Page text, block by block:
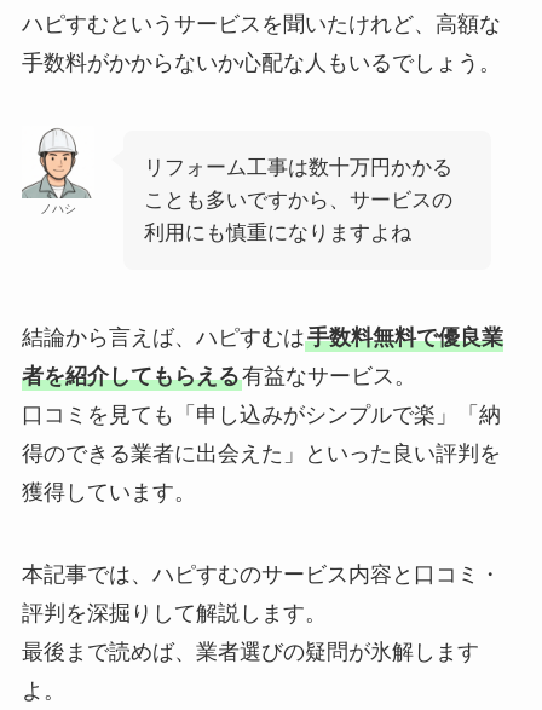
ハピすむというサービスを聞いたけれど、高額な
手数料がかからないか心配な人もいるでしょう。
ノハシ
リフォーム工事は数十万円かかる
ことも多いですから、サービスの
利用にも慎重になりますよね
結論から言えば、ハピすむは手数料無料で優良業
者を紹介してもらえる有益なサービス。
口コミを見ても「申し込みがシンプルで楽」「納
得のできる業者に出会えた」といった良い評判を
獲得しています。
本記事では、ハピすむのサービス内容と口コミ・
評判を深掘りして解説します。
最後まで読めば、業者選びの疑問が氷解します
よ。